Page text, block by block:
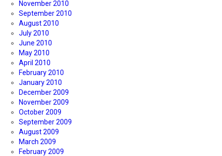
November 2010
September 2010
August 2010
July 2010
June 2010
May 2010
April 2010
February 2010
January 2010
December 2009
November 2009
October 2009
September 2009
August 2009
March 2009
February 2009